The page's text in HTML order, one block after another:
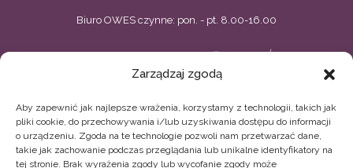
Zarządzaj zgodą
Aby zapewnić jak najlepsze wrażenia, korzystamy z technologii, takich jak
pliki cookie, do przechowywania i/lub uzyskiwania dostępu do informacji
o urządzeniu. Zgoda na te technologie pozwoli nam przetwarzać dane,
takie jak zachowanie podczas przeglądania lub unikalne identyfikatory na
tej stronie. Brak wyrażenia zgody lub wycofanie zgody może
Biuro OWES czynne: pon. - pt. 8.00-16.00
BIELSKIE CENTRUM PRZEDSIĘBIORCZOŚCI
ul. Zacisze 5, Bielsko-Biała
33 496 02 44, 33 496 02 11 owes@bcp.org.pl
BIELSKIE STOWARZYSZENIE ARTYSTYCZNE TEATR